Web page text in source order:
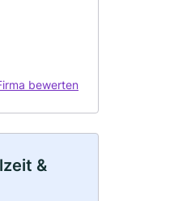
bewerten
&